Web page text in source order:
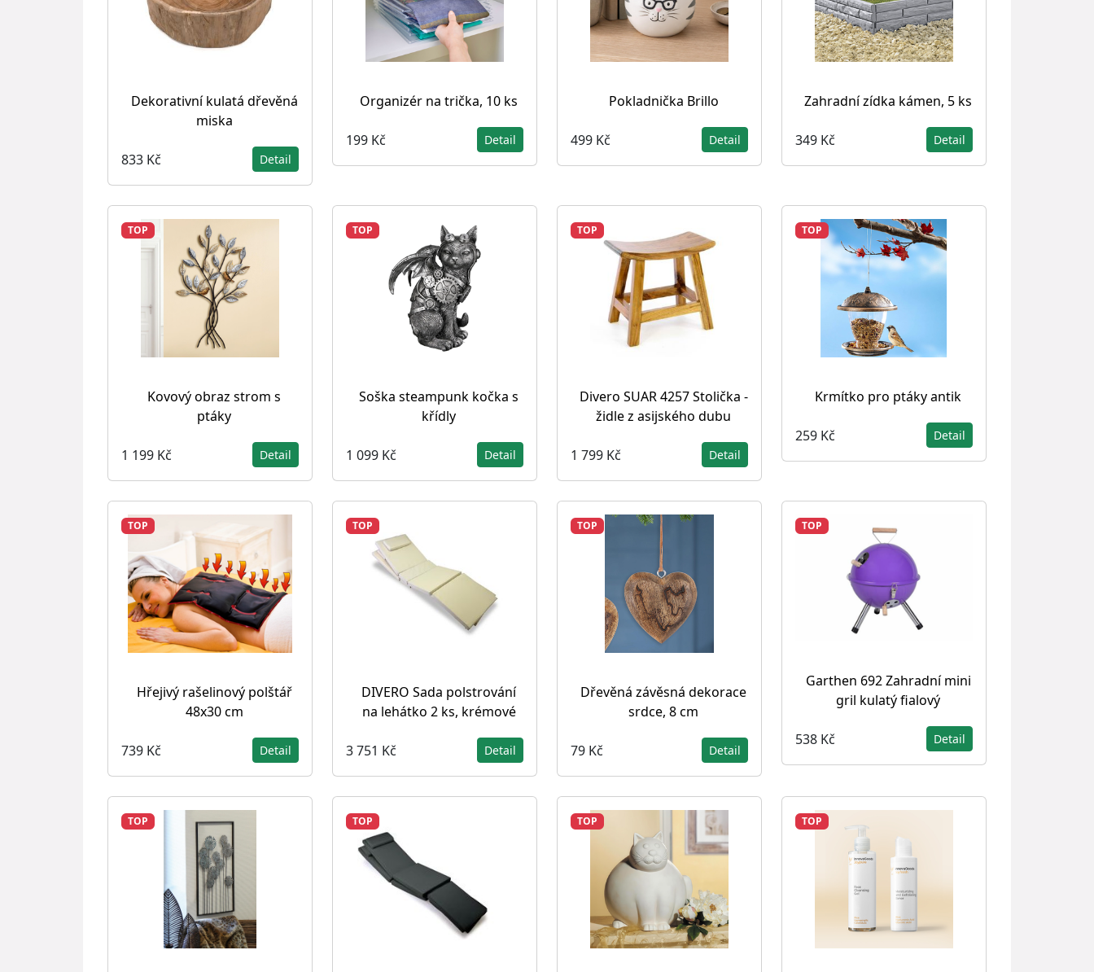
Dekorativní kulatá dřevěná
miska
833 Kč Detail
Organizér na trička, 10 ks
199 Kč Detail
Pokladnička Brillo
499 Kč Detail
Zahradní zídka kámen, 5 ks
349 Kč Detail
TOP
Kovový obraz strom s
ptáky
1 199 Kč Detail
TOP
Soška steampunk kočka s
křídly
1 099 Kč Detail
TOP
Divero SUAR 4257 Stolička -
židle z asijského dubu
1 799 Kč Detail
TOP
Krmítko pro ptáky antik
259 Kč Detail
TOP
Hřejivý rašelinový polštář
48x30 cm
739 Kč Detail
TOP
DIVERO Sada polstrování
na lehátko 2 ks, krémové
3 751 Kč Detail
TOP
Dřevěná závěsná dekorace
srdce, 8 cm
79 Kč Detail
TOP
Garthen 692 Zahradní mini
gril kulatý fialový
538 Kč Detail
TOP TOP TOP TOP